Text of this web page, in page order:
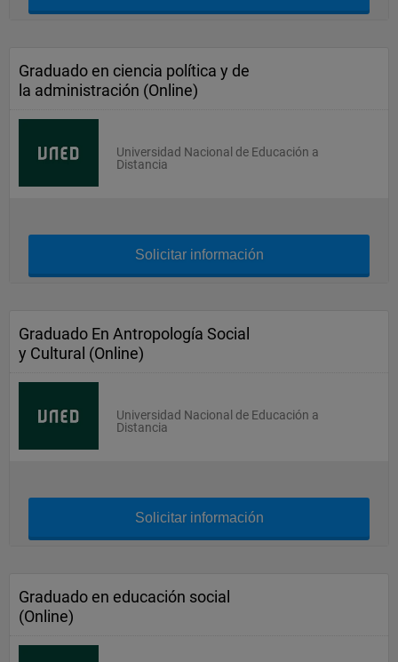
Graduado en ciencia política y de
la administración (Online)
Universidad Nacional de Educación a
Distancia
Solicitar información
Graduado En Antropología Social
y Cultural (Online)
Universidad Nacional de Educación a
Distancia
Solicitar información
Graduado en educación social
(Online)